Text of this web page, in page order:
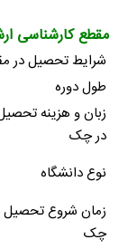
مقطع کارشناسی
شرایط تحصیل در
طول دوره
زبان و هزینه
در چک
نوع دانشگاه
زمان شروع تحصیل
چک